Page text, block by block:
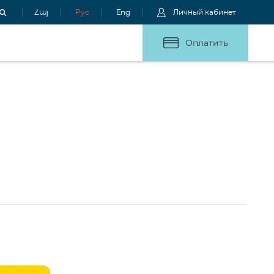
Հայ Рус Eng Личный кабинет
Оплатить